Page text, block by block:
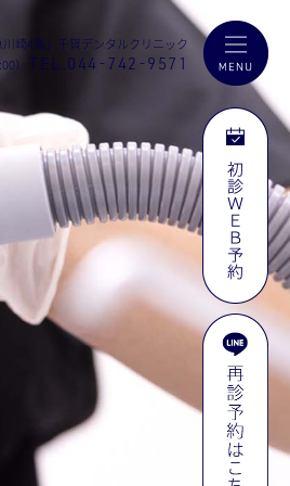
崎4階」 千賀デンタルクリニック
）
TEL.044-742-9571